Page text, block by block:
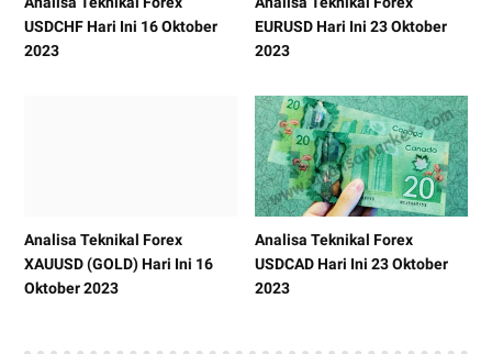
USDCHF Hari Ini 16 Oktober
2023
EURUSD Hari Ini 23 Oktober
2023
Analisa Teknikal Forex
XAUUSD (GOLD) Hari Ini 16
Oktober 2023
Analisa Teknikal Forex
USDCAD Hari Ini 23 Oktober
2023